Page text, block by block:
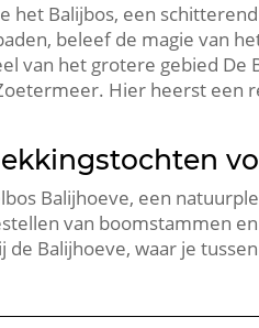
het Balijbos, een
beleef de magie van
van het grotere gebied
Hier heerst
Balijhoeve, een
van boomstammen
de Balijhoeve, waar je